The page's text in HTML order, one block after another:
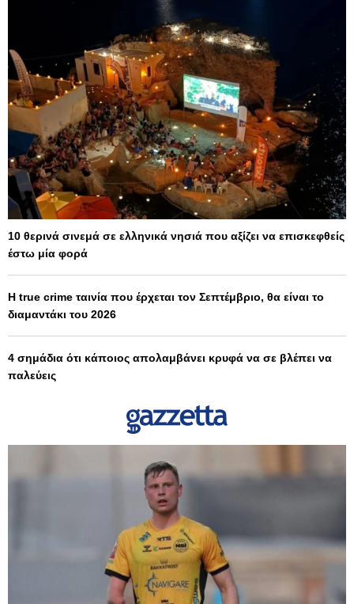
10 θερινά σινεμά σε ελληνικά νησιά που αξίζει να επισκεφθείς
έστω μία φορά
Η true crime ταινία που έρχεται τον Σεπτέμβριο, θα είναι το
διαμαντάκι του 2026
4 σημάδια ότι κάποιος απολαμβάνει κρυφά να σε βλέπει να
παλεύεις